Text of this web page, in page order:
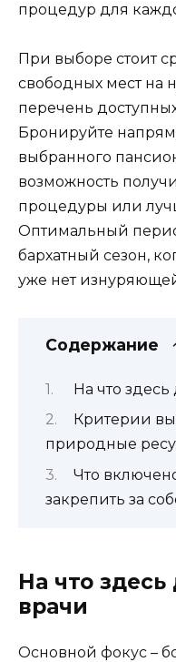
процедур для
При выборе стоит
свободных мест на
перечень
Бронируйте
выбранного
возможность
процедуры или
Оптимальный
бархатный сезон,
уже нет
Содержание
На что
Критерии
природные
Что
закрепить за
На что
врачи
Основной фокус –